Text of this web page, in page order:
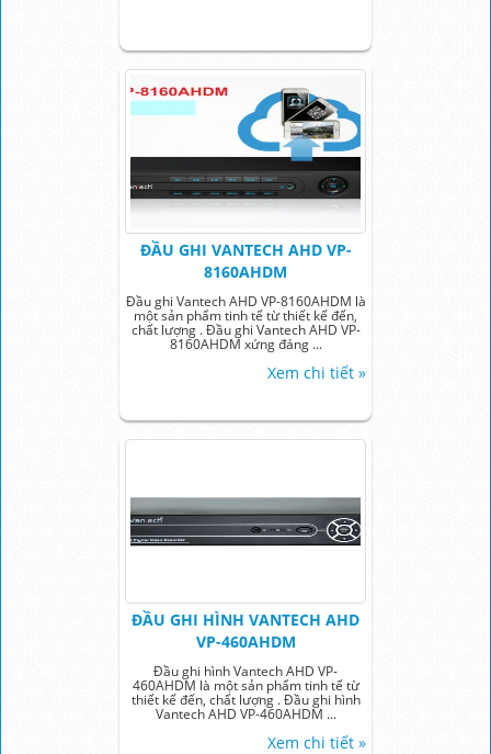
ĐẦU GHI VANTECH AHD VP-
8160AHDM
Đầu ghi Vantech AHD VP-8160AHDM là
một sản phẩm tinh tế từ thiết kế đến,
chất lượng . Đầu ghi Vantech AHD VP-
8160AHDM xứng đáng ...
Xem chi tiết »
ĐẦU GHI HÌNH VANTECH AHD
VP-460AHDM
Đầu ghi hình Vantech AHD VP-
460AHDM là một sản phẩm tinh tế từ
thiết kế đến, chất lượng . Đầu ghi hình
Vantech AHD VP-460AHDM ...
Xem chi tiết »